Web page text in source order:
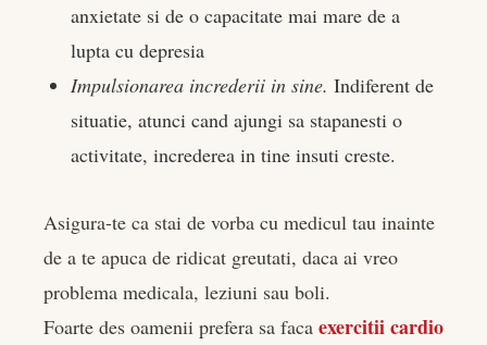
anxietate si de o capacitate mai mare de a
lupta cu depresia
Impulsionarea increderii in sine. Indiferent de
situatie, atunci cand ajungi sa stapanesti o
activitate, increderea in tine insuti creste.
Asigura-te ca stai de vorba cu medicul tau inainte
de a te apuca de ridicat greutati, daca ai vreo
problema medicala, leziuni sau boli.
Foarte des oamenii prefera sa faca exercitii cardio